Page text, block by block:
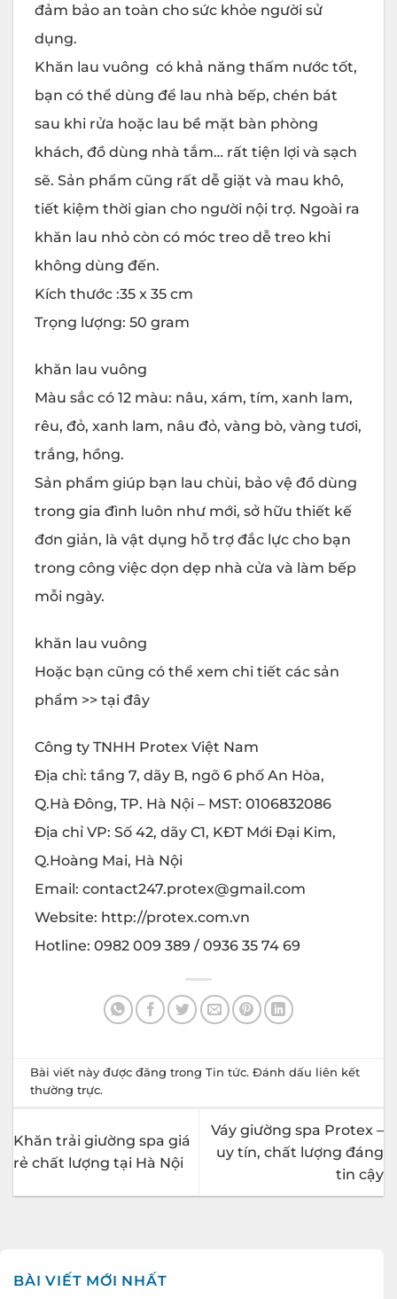
đảm bảo an toàn cho sức khỏe người sử
dụng.
Khăn lau vuông có khả năng thấm nước tốt,
bạn có thể dùng để lau nhà bếp, chén bát
sau khi rửa hoặc lau bề mặt bàn phòng
khách, đồ dùng nhà tắm… rất tiện lợi và sạch
sẽ. Sản phẩm cũng rất dễ giặt và mau khô,
tiết kiệm thời gian cho người nội trợ. Ngoài ra
khăn lau nhỏ còn có móc treo dễ treo khi
không dùng đến.
Kích thước :35 x 35 cm
Trọng lượng: 50 gram
khăn lau vuông
Màu sắc có 12 màu: nâu, xám, tím, xanh lam,
rêu, đỏ, xanh lam, nâu đỏ, vàng bò, vàng tươi,
trắng, hồng.
Sản phẩm giúp bạn lau chùi, bảo vệ đồ dùng
trong gia đình luôn như mới, sở hữu thiết kế
đơn giản, là vật dụng hỗ trợ đắc lực cho bạn
trong công việc dọn dẹp nhà cửa và làm bếp
mỗi ngày.
khăn lau vuông
Hoặc bạn cũng có thể xem chi tiết các sản
phẩm >> tại đây
Công ty TNHH Protex Việt Nam
Địa chỉ: tầng 7, dãy B, ngõ 6 phố An Hòa,
Q.Hà Đông, TP. Hà Nội – MST: 0106832086
Địa chỉ VP: Số 42, dãy C1, KĐT Mới Đại Kim,
Q.Hoàng Mai, Hà Nội
Email: contact247.protex@gmail.com
Website: http://protex.com.vn
Hotline: 0982 009 389 / 0936 35 74 69
Bài viết này được đăng trongTin tức. Đánh dấu liên kết
thường trực.
Khăn trải giường spa giá
rẻ chất lượng tại Hà Nội
Váy giường spa Protex –
uy tín, chất lượng đáng
tin cậy
BÀI VIẾT MỚI NHẤT